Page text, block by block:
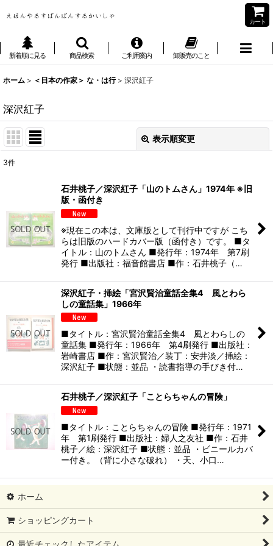
カート
新着順に見る 商品検索 ご利用案内 卸販売のこと
ホーム > ＜日本の作家＞ な・は行 > 深沢紅子
深沢紅子
表示順変更
絞り込む
3件
石井桃子／深沢紅子「山のトムさん」1974年 ※旧
版・函付き
※現在この本は、文庫版として刊行中ですが こち
らは旧版のハードカバー版（函付き）です。 ■タ
イトル：山のトムさん ■発行年：1974年 第7刷
発行 ■出版社：福音館書店 ■作：石井桃子（…
深沢紅子・挿絵「宮沢賢治童話全集4 風とわら
しの童話集」1966年
■タイトル：宮沢賢治童話全集4 風とわらしの
童話集 ■発行年：1966年 第4刷発行 ■出版社：
岩崎書店 ■作：宮沢賢治／装丁：安井淡／挿絵：
深沢紅子 ■状態：並品 ・読書指導の手びき付…
石井桃子／深沢紅子「ことらちゃんの冒険」
■タイトル：ことらちゃんの冒険 ■発行年：1971
年 第1刷発行 ■出版社：婦人之友社 ■作：石井
桃子／絵：深沢紅子 ■状態：並品 ・ビニールカバ
ー付き。（背に小さな破れ） ・天、小口…
ホーム
ショッピングカート
最近チェックしたアイテム